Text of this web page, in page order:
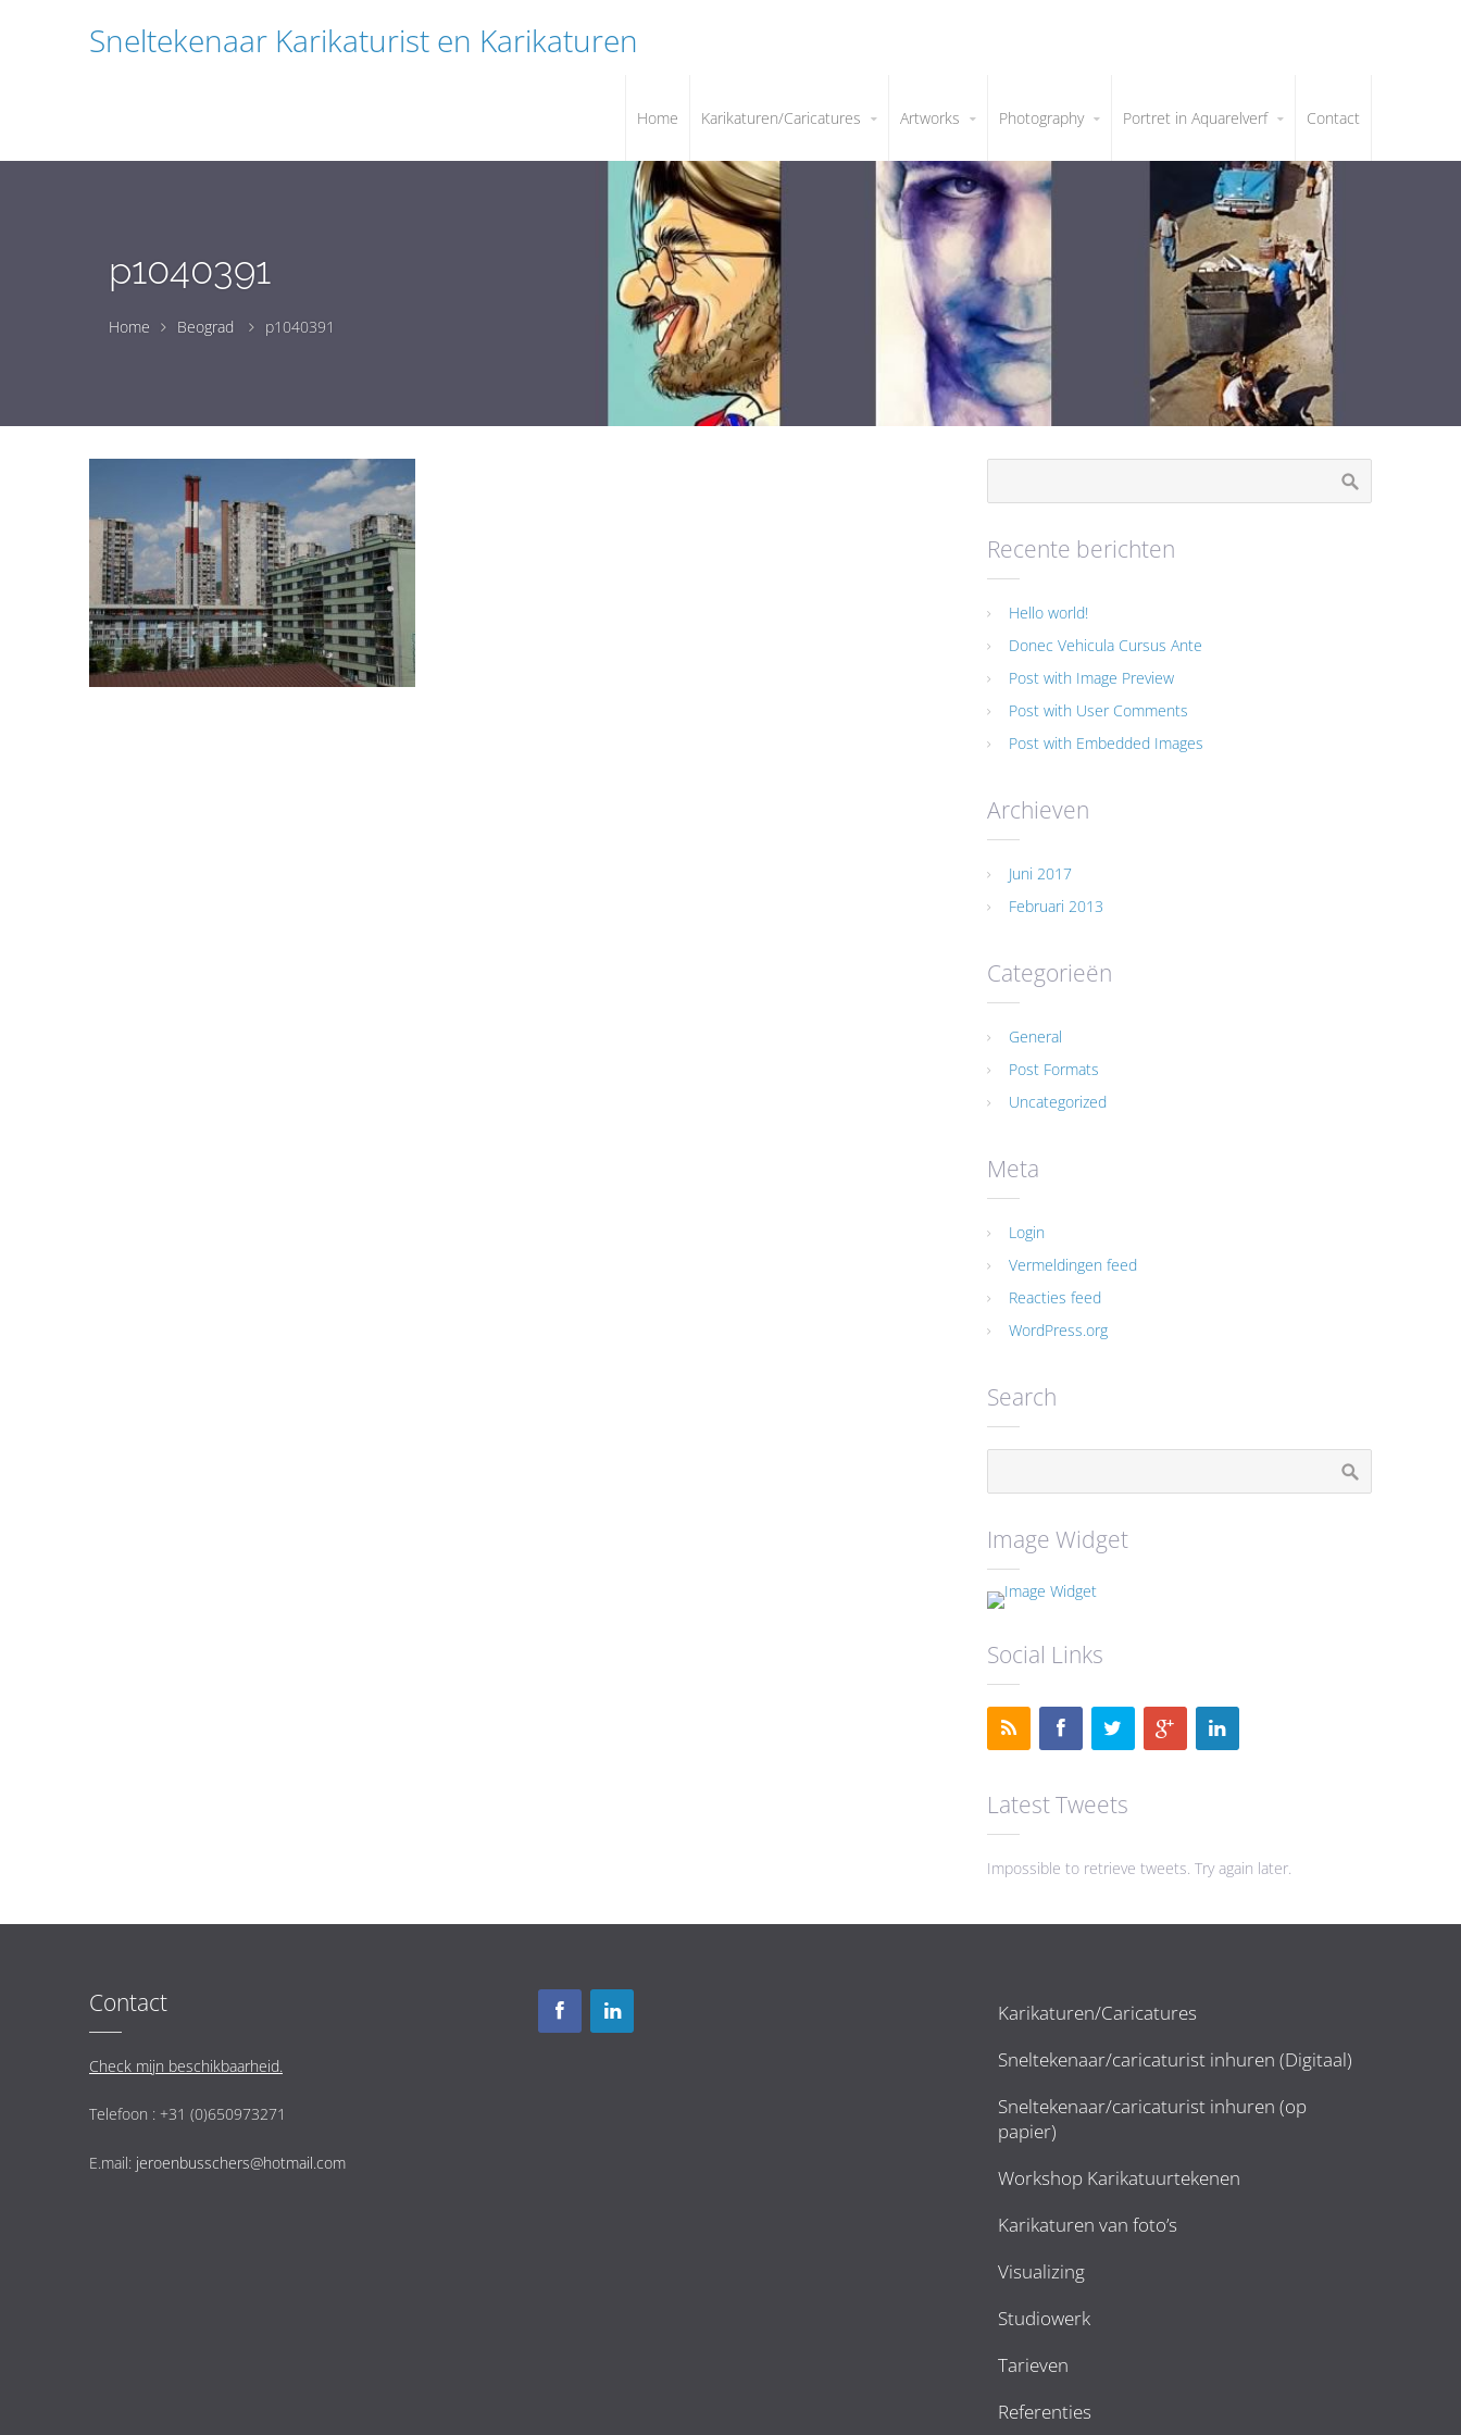
Sneltekenaar Karikaturist en Karikaturen
Home Karikaturen/Caricatures Artworks Photography Portret in Aquarelverf Contact
p1040391
Home Beograd p1040391
Recente berichten
Hello world!
Donec Vehicula Cursus Ante
Post with Image Preview
Post with User Comments
Post with Embedded Images
Archieven
Juni 2017
Februari 2013
Categorieën
General
Post Formats
Uncategorized
Meta
Login
Vermeldingen feed
Reacties feed
WordPress.org
Search
Image Widget
Social Links
Latest Tweets
Impossible to retrieve tweets. Try again later.
Contact
Check mijn beschikbaarheid.
Telefoon : +31 (0)650973271
E.mail: jeroenbusschers@hotmail.com
Karikaturen/Caricatures
Sneltekenaar/caricaturist inhuren (Digitaal)
Sneltekenaar/caricaturist inhuren (op
papier)
Workshop Karikatuurtekenen
Karikaturen van foto’s
Visualizing
Studiowerk
Tarieven
Referenties